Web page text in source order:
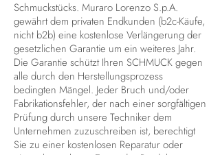
Schmuckstücks. Muraro Lorenzo S.p.A.
gewährt dem privaten Endkunden (b2c-Käufe,
nicht b2b) eine kostenlose Verlängerung der
gesetzlichen Garantie um ein weiteres Jahr.
Die Garantie schützt Ihren SCHMUCK gegen
alle durch den Herstellungsprozess
bedingten Mängel. Jeder Bruch und/oder
Fabrikationsfehler, der nach einer sorgfältigen
Prüfung durch unsere Techniker dem
Unternehmen zuzuschreiben ist, berechtigt
Sie zu einer kostenlosen Reparatur oder